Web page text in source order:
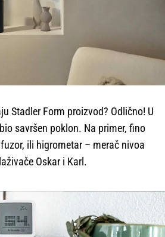
Stadler Form proizvod? Odlično! U
savršen poklon. Na primer, fino
ili higrometar – merač nivoa
Oskar i Karl.